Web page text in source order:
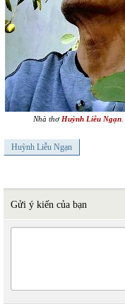
Nhà thơ Huỳnh Liễu Ngạn
Huỳnh Liễu Ngạn
Gửi ý kiến của bạn